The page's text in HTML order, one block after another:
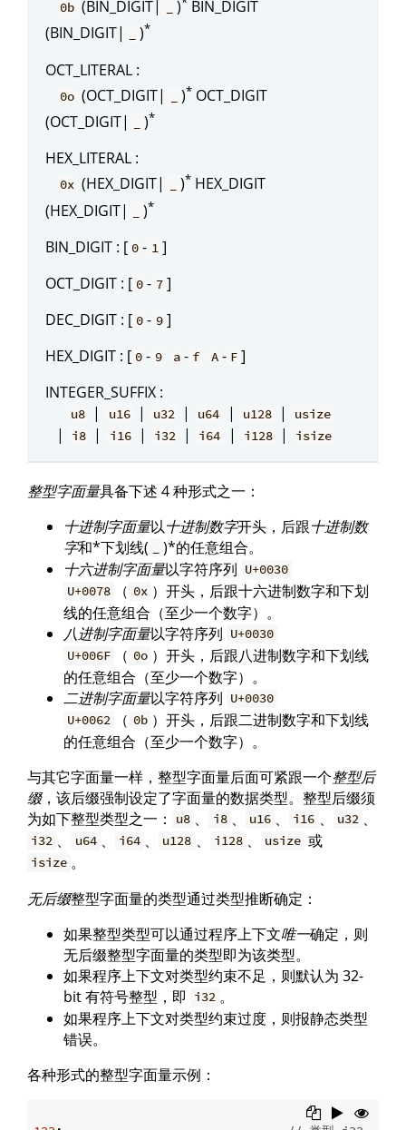
0b (BIN_DIGIT| ) BIN_DIGIT
(BIN_DIGIT|
)*
OCT_LITERAL :
0o (OCT_DIGIT| )*OCT_DIGIT
(OCT_DIGIT|
)*
HEX_LITERAL :
0x (HEX_DIGIT| )*HEX_DIGIT
(HEX_DIGIT|
)*
BIN_DIGIT : [ 0 - 1 ]
OCT_DIGIT : [ 0 - 7 ]
DEC_DIGIT : [ 0 - 9 ]
HEX_DIGIT : [ 0 - 9 a - f A - F ]
INTEGER_SUFFIX :
u8 | u16 | u32 | u64 | u128 | usize
| i8 | i16 | i32 | i64 | i128 | isize
整型字面量具备下述 4 种形式之一：
十进制字面量以十进制数字开头，后跟十进制数
字和*下划线(
)*的任意组合。
十六进制字面量以字符序列 U+0030
U+0078
（ 0x ）开头，后跟十六进制数字和下划
线的任意组合（至少一个数字）。
八进制字面量以字符序列 U+0030
U+006F
（ 0o ）开头，后跟八进制数字和下划线
的任意组合（至少一个数字）。
二进制字面量以字符序列 U+0030
U+0062
（ 0b ）开头，后跟二进制数字和下划线
的任意组合（至少一个数字）。
与其它字面量一样，整型字面量后面可紧跟一个整型后
缀，该后缀强制设定了字面量的数据类型。整型后缀须
为如下整型类型之一：
u8 、 i8 、 u16 、 i16 、 u32 、
i32 、 u64 、 i64 、 u128 、 i128 、 usize 或
isize 。
无后缀整型字面量的类型通过类型推断确定：
如果整型类型可以通过程序上下文唯一确定，则
无后缀整型字面量的类型即为该类型。
如果程序上下文对类型约束不足，则默认为 32-
bit 有符号整型，即
i32 。
如果程序上下文对类型约束过度，则报静态类型
错误。
各种形式的整型字面量示例：